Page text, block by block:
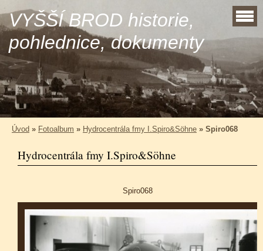
VYŠŠÍ BROD historie,
pohlednice, dokumenty
Úvod » Fotoalbum » Hydrocentrála fmy I.Spiro&Söhne » Spiro068
Hydrocentrála fmy I.Spiro&Söhne
Spiro068